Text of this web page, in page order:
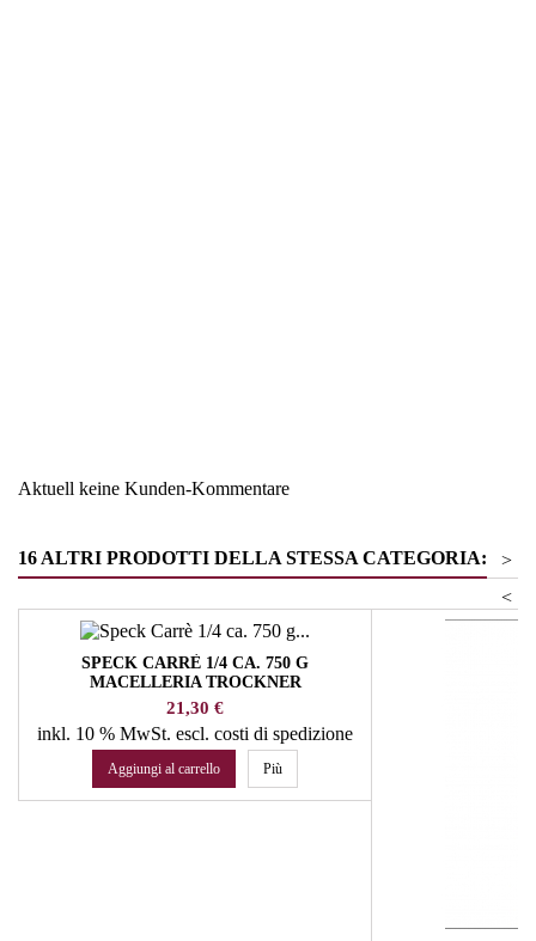
Aktuell keine Kunden-Kommentare
16 ALTRI PRODOTTI DELLA STESSA CATEGORIA:
>
<
SPECK CARRÈ 1/4 CA. 750 G
MACELLERIA TROCKNER
Prezzo
21,30 €
inkl. 10 % MwSt. escl. costi di spedizione
Aggiungi al carrello Più